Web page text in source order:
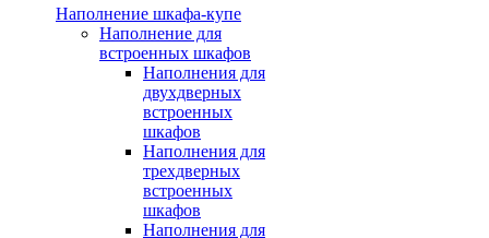
Наполнение шкафа-купе
Наполнение для
встроенных шкафов
Наполнения для
двухдверных
встроенных
шкафов
Наполнения для
трехдверных
встроенных
шкафов
Наполнения для